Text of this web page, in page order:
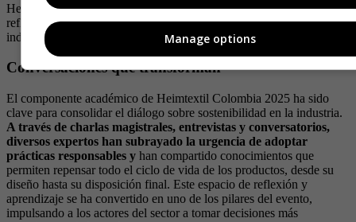
Heimtextil Colombia 2025 ha reunido a expertos que han
reflexionado sobre el presente y el futuro sostenible del diseño y la
industria textil.
Cortesía Inexmoda.
Conversaciones que transforman
El componente académico de Heimtextil Colombia 2025 ha sido
clave para consolidar el diálogo sobre sostenibilidad en la industria.
A través de charlas magistrales, entrevistas y conversatorios,
diversos expertos han subrayado la urgencia de adoptar
prácticas responsables y han compartido conocimientos que
permiten repensar todo el ciclo de vida de los productos, desde su
diseño hasta su disposición final. Este espacio de reflexión y
aprendizaje se ha convertido en uno de los pilares del evento,
impulsando a los actores del sector a tomar decisiones más
Manage options